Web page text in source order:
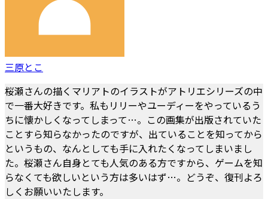
三原とこ
桜瀬さんの描くマリアトのイラストがアトリエシリーズの中
で一番大好きです。私もリリーやユーディーをやっているう
ちに懐かしくなってしまって…。この画集が出版されていた
ことすら知らなかったのですが、出ていることを知ってから
というもの、なんとしても手に入れたくなってしまいまし
た。桜瀬さん自身とても人気のある方ですから、ゲームを知
らなくても欲しいという方は多いはず…。どうぞ、復刊よろ
しくお願いいたします。